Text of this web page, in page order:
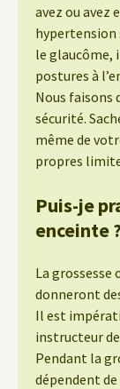
avez ou avez
hypertension
le glaucôme,
postures à
Nous
sécurité.
même de
propres
Puis-je
enceinte
La
donneront
Il est
instructeur
Pendant la
dépendent